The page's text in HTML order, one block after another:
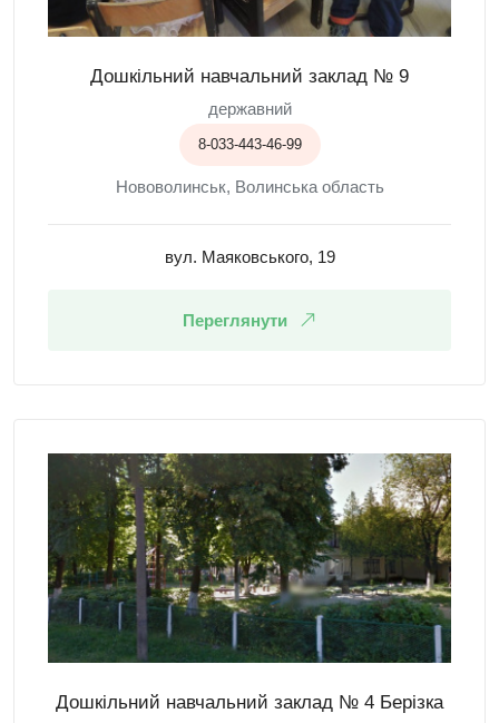
Дошкільний навчальний заклад № 9
державний
8-033-443-46-99
Нововолинськ, Волинська область
вул. Маяковського, 19
Переглянути
Дошкільний навчальний заклад № 4 Берізка